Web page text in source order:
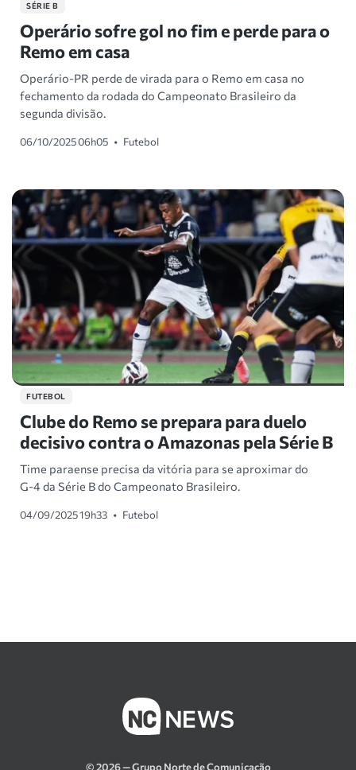
SÉRIE B
Operário sofre gol no fim e perde para o
Remo em casa
Operário-PR perde de virada para o Remo em casa no
fechamento da rodada do Campeonato Brasileiro da
segunda divisão.
06/10/2025 06h05 • Futebol
FUTEBOL
Clube do Remo se prepara para duelo
decisivo contra o Amazonas pela Série B
Time paraense precisa da vitória para se aproximar do
G-4 da Série B do Campeonato Brasileiro.
04/09/2025 19h33 • Futebol
© 2026 — Grupo Norte de Comunicação